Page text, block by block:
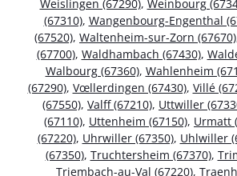
Weislingen (67290), Weinbourg
(67310), Wangenbourg-Engenthal
(67520), Waltenheim-sur-Zorn (67670)
(67700), Waldhambach (67430),
Walbourg (67360), Wahlenheim
(67290), Vœllerdingen (67430), Villé
(67550), Valff (67210), Uttwiller
(67110), Uttenheim (67150), Urmatt
(67220), Uhrwiller (67350), Uhlwiller
(67350), Truchtersheim (67370),
Triembach-au-Val (67220),